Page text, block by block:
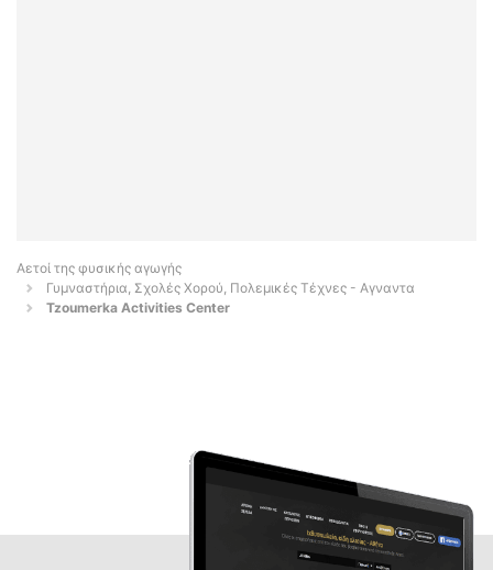
Αετοί της φυσικής αγωγής
Γυμναστήρια, Σχολές Χορού, Πολεμικές Τέχνες - Αγναντα
Tzoumerka Activities Center